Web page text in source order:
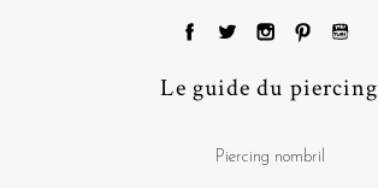
Le guide du piercing
Piercing nombril